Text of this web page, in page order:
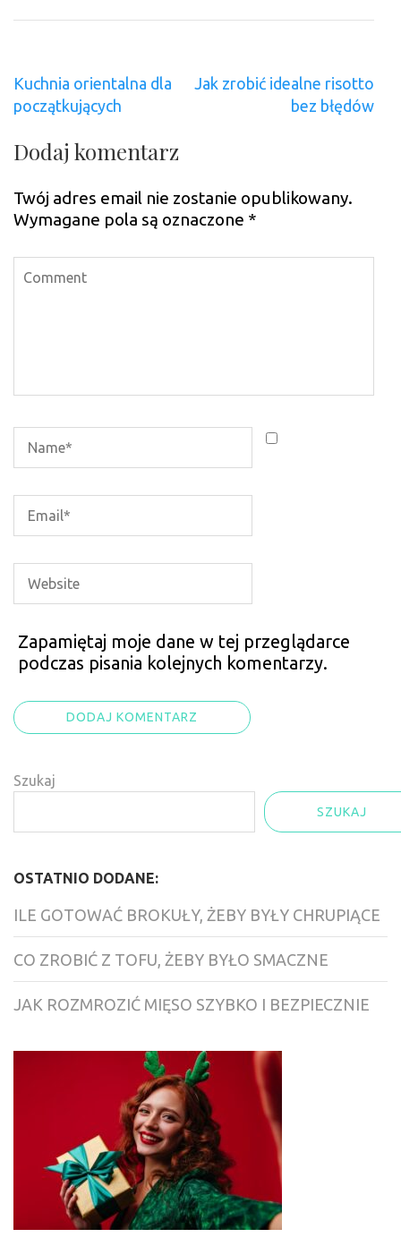
Nawigacja
wpisu
Kuchnia orientalna dla
początkujących
Jak zrobić idealne risotto
bez błędów
Dodaj komentarz
Twój adres email nie zostanie opublikowany.
Wymagane pola są oznaczone *
Zapamiętaj moje dane w tej przeglądarce
podczas pisania kolejnych komentarzy.
Szukaj
SZUKAJ
OSTATNIO DODANE:
ILE GOTOWAĆ BROKUŁY, ŻEBY BYŁY CHRUPIĄCE
CO ZROBIĆ Z TOFU, ŻEBY BYŁO SMACZNE
JAK ROZMROZIĆ MIĘSO SZYBKO I BEZPIECZNIE